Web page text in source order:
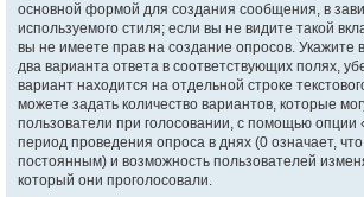
основной формой для создания сообщения, в
используемого стиля; если вы не видите такой
вы не имеете прав на создание опросов. Укажите
два варианта ответа в соответствующих полях,
вариант находится на отдельной строке
можете задать количество вариантов, которые
пользователи при голосовании, с помощью опции
период проведения опроса в днях (0 означает,
постоянным) и возможность пользователей
который они проголосовали.